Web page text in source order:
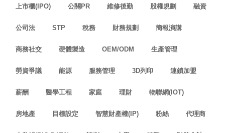
上市櫃(IPO) 公關PR 維修後勤 股權規劃 融資
公司法 STP 稅務 財務規劃 簡報演講
商務社交 硬體製造 OEM/ODM 生產管理
勞資爭議 能源 服務管理 3D列印 連鎖加盟
薪酬 醫學工程 家庭 理財 物聯網(IOT)
房地產 目標設定 智慧財產權(IP) 粉絲 代理商